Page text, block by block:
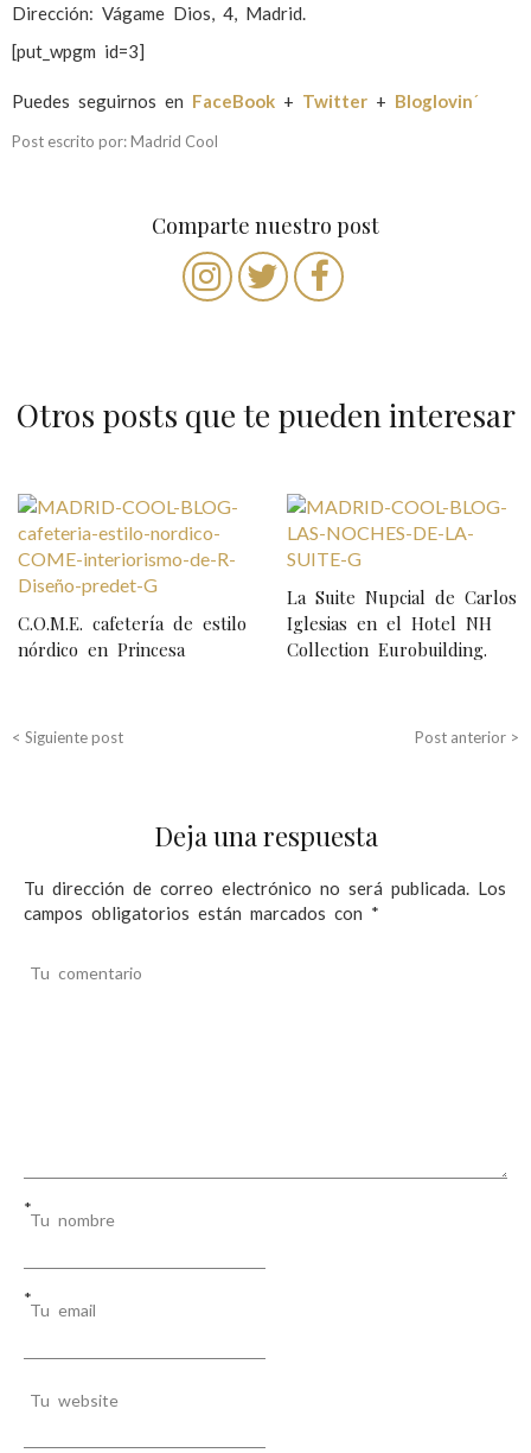
Dirección: Vágame Dios, 4, Madrid.
[put_wpgm id=3]
Puedes seguirnos en FaceBook + Twitter + Bloglovin´
Post escrito por: Madrid Cool
Comparte nuestro post
Otros posts que te pueden interesar
C.O.M.E. cafetería de estilo
nórdico en Princesa
La Suite Nupcial de Carlos
Iglesias en el Hotel NH
Collection Eurobuilding.
N
a
v
e
g
c
d
e
a
Post anterior >
< Siguiente post
Deja una respuesta
Tu dirección de correo electrónico no será publicada. Los
campos obligatorios están marcados con *
Tu comentario
Tu nombre
*
Tu email
*
Tu website